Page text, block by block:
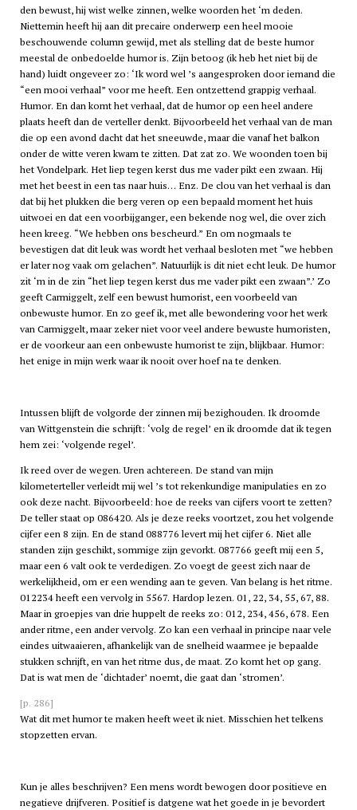
den bewust, hij wist welke zinnen, welke woorden het ‘m deden.
Niettemin heeft hij aan dit precaire onderwerp een heel mooie
beschouwende column gewijd, met als stelling dat de beste humor
meestal de onbedoelde humor is. Zijn betoog (ik heb het niet bij de
hand) luidt ongeveer zo: ‘Ik word wel ’s aangesproken door iemand die
“een mooi verhaal” voor me heeft. Een ontzettend grappig verhaal.
Humor. En dan komt het verhaal, dat de humor op een heel andere
plaats heeft dan de verteller denkt. Bijvoorbeeld het verhaal van de man
die op een avond dacht dat het sneeuwde, maar die vanaf het balkon
onder de witte veren kwam te zitten. Dat zat zo. We woonden toen bij
het Vondelpark. Het liep tegen kerst dus me vader pikt een zwaan. Hij
met het beest in een tas naar huis… Enz. De clou van het verhaal is dan
dat bij het plukken die berg veren op een bepaald moment het huis
uitwoei en dat een voorbijganger, een bekende nog wel, die over zich
heen kreeg. “We hebben ons bescheurd.” En om nogmaals te
bevestigen dat dit leuk was wordt het verhaal besloten met “we hebben
er later nog vaak om gelachen”. Natuurlijk is dit niet echt leuk. De humor
zit ‘m in de zin “het liep tegen kerst dus me vader pikt een zwaan”.’ Zo
geeft Carmiggelt, zelf een bewust humorist, een voorbeeld van
onbewuste humor. En zo geef ik, met alle bewondering voor het werk
van Carmiggelt, maar zeker niet voor veel andere bewuste humoristen,
er de voorkeur aan een onbewuste humorist te zijn, blijkbaar. Humor:
het enige in mijn werk waar ik nooit over hoef na te denken.
Intussen blijft de volgorde der zinnen mij bezighouden. Ik droomde
van Wittgenstein die schrijft: ‘volg de regel’ en ik droomde dat ik tegen
hem zei: ‘volgende regel’.
Ik reed over de wegen. Uren achtereen. De stand van mijn
kilometerteller verleidt mij wel ’s tot rekenkundige manipulaties en zo
ook deze nacht. Bijvoorbeeld: hoe de reeks van cijfers voort te zetten?
De teller staat op 086420. Als je deze reeks voortzet, zou het volgende
cijfer een 8 zijn. En de stand 088776 levert mij het cijfer 6. Niet alle
standen zijn geschikt, sommige zijn gevorkt. 087766 geeft mij een 5,
maar een 6 valt ook te verdedigen. Zo voegt de geest zich naar de
werkelijkheid, om er een wending aan te geven. Van belang is het ritme.
012234 heeft een vervolg in 5567. Hardop lezen. 01, 22, 34, 55, 67, 88.
Maar in groepjes van drie huppelt de reeks zo: 012, 234, 456, 678. Een
ander ritme, een ander vervolg. Zo kan een verhaal in principe naar vele
eindes uitwaaieren, afhankelijk van de snelheid waarmee je bepaalde
stukken schrijft, en van het ritme dus, de maat. Zo komt het op gang.
Dat is wat men de ‘dichtader’ noemt, die gaat dan ‘stromen’.
[p. 286]
Wat dit met humor te maken heeft weet ik niet. Misschien het telkens
stopzetten ervan.
Kun je alles beschrijven? Een mens wordt bewogen door positieve en
negatieve drijfveren. Positief is datgene wat het goede in je bevordert